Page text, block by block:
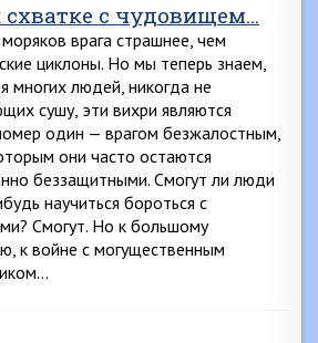
схватке с чудовищем…
врага страшнее, чем
циклоны. Но мы теперь знаем,
многих людей, никогда не
сушу, эти вихри являются
один — врагом безжалостным,
они часто остаются
беззащитными. Смогут ли люди
научиться бороться с
Смогут. Но к большому
к войне с могущественным